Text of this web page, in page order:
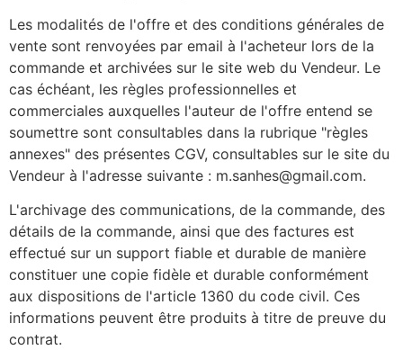
Les modalités de l'offre et des conditions générales de
vente sont renvoyées par email à l'acheteur lors de la
commande et archivées sur le site web du Vendeur. Le
cas échéant, les règles professionnelles et
commerciales auxquelles l'auteur de l'offre entend se
soumettre sont consultables dans la rubrique "règles
annexes" des présentes CGV, consultables sur le site du
Vendeur à l'adresse suivante : m.sanhes@gmail.com.
L'archivage des communications, de la commande, des
détails de la commande, ainsi que des factures est
effectué sur un support fiable et durable de manière
constituer une copie fidèle et durable conformément
aux dispositions de l'article 1360 du code civil. Ces
informations peuvent être produits à titre de preuve du
contrat.